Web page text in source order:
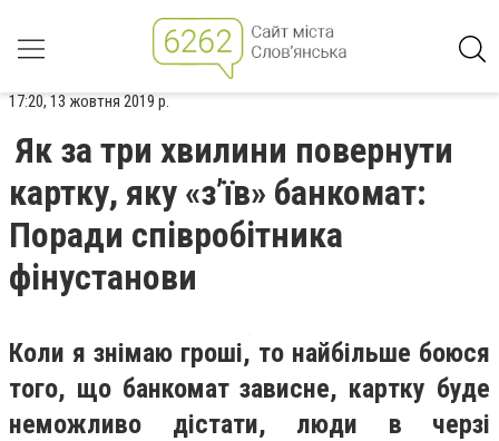
17:20, 13 жовтня 2019 р.
Як за три хвилини повернути
картку, яку «з’їв» банкомат:
Поради співробітника
фінустанови
Коли я знімаю гроші, то найбільше боюся
того, що банкомат зависне, картку буде
неможливо дістати, люди в черзі